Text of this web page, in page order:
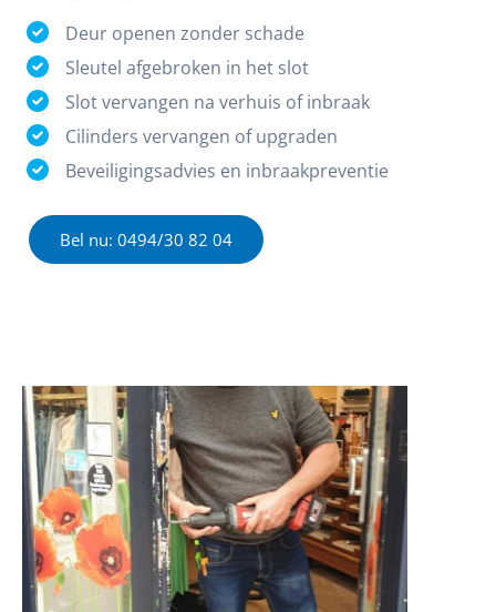
Deur openen zonder schade
Sleutel afgebroken in het slot
Slot vervangen na verhuis of inbraak
Cilinders vervangen of upgraden
Beveiligingsadvies en inbraakpreventie
Bel nu: 0494/30 82 04